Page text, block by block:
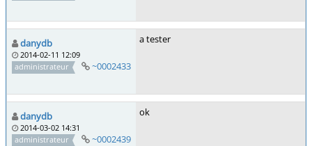
danydb
2014-02-11 12:09
administrateur
~0002433
a tester
danydb
2014-03-02 14:31
administrateur
~0002439
ok